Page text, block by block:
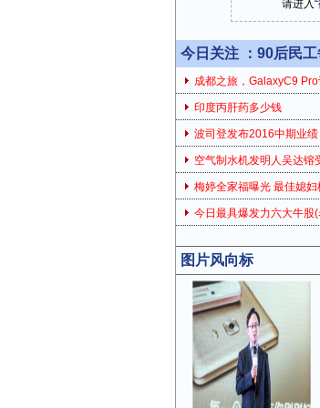
请进入“
今日关注 ： 90后民
成都之旅，GalaxyC9
印度丙肝药多少钱
波司登发布2016中期业
空气制水机发明人吴达镕
梅婷全家福曝光 最佳媳
今日最具爆发力六大牛股
图片风向标